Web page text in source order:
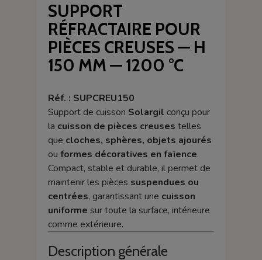
SUPPORT
RÉFRACTAIRE POUR
PIÈCES CREUSES — H
150 MM — 1200 °C
Réf. : SUPCREU150
Support de cuisson Solargil conçu pour
la cuisson de pièces creuses telles
que cloches, sphères, objets ajourés
ou formes décoratives en faïence.
Compact, stable et durable, il permet de
maintenir les pièces suspendues ou
centrées, garantissant une cuisson
uniforme sur toute la surface, intérieure
comme extérieure.
Description générale